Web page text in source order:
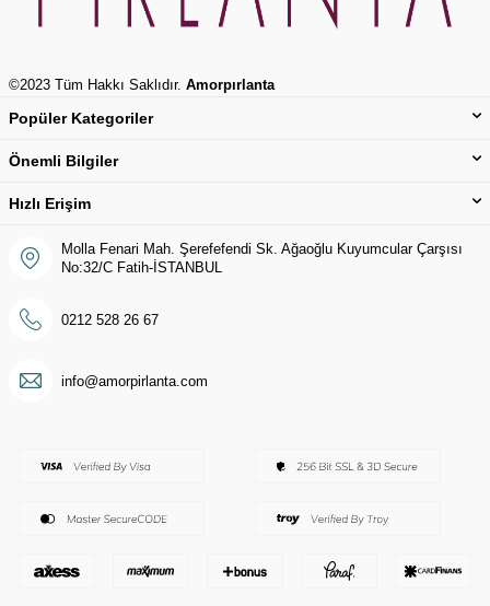
©2023 Tüm Hakkı Saklıdır. Amorpırlanta
Popüler Kategoriler
Önemli Bilgiler
Hızlı Erişim
Molla Fenari Mah. Şerefefendi Sk. Ağaoğlu Kuyumcular Çarşısı
No:32/C Fatih-İSTANBUL
0212 528 26 67
info@amorpirlanta.com